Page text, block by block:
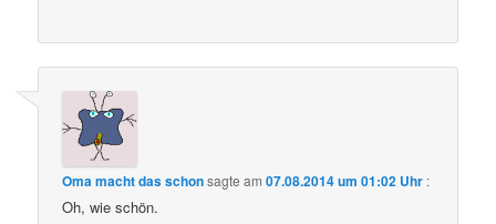
Oma macht das schonsagte am07.08.2014 um 01:02 Uhr :
Oh, wie schön.